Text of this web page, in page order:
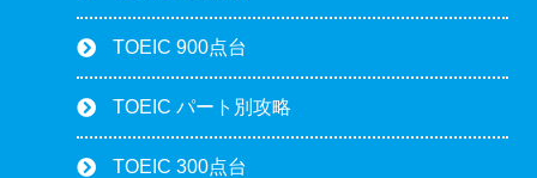
TOEIC 900点台
TOEIC パート別攻略
TOEIC 300点台